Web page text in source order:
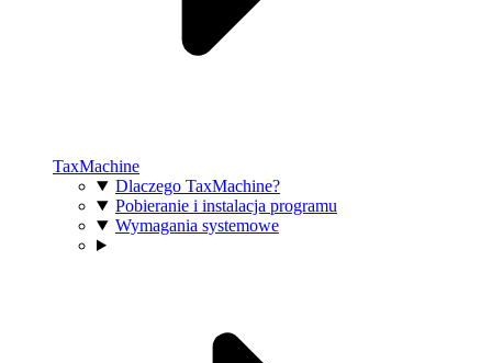
TaxMachine
Dlaczego TaxMachine?
Pobieranie i instalacja programu
Wymagania systemowe